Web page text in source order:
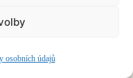
osobních údajů
informační středisko